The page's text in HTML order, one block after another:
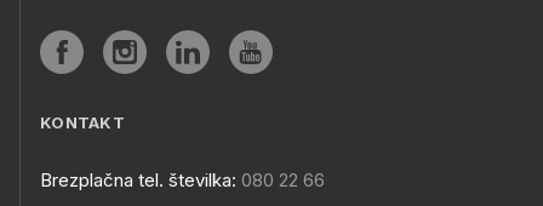
KONTAKT
Brezplačna tel. številka: 080 22 66